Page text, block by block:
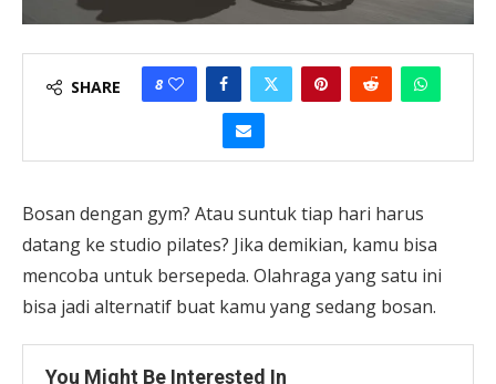
SHARE 8
Bosan dengan gym? Atau suntuk tiap hari harus
datang ke studio pilates? Jika demikian, kamu bisa
mencoba untuk bersepeda. Olahraga yang satu ini
bisa jadi alternatif buat kamu yang sedang bosan.
You Might Be Interested In